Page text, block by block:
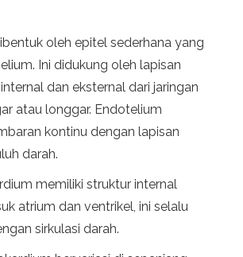
oleh epitel sederhana yang
Ini didukung oleh lapisan
dan eksternal dari jaringan
atau longgar. Endotelium
kontinu dengan lapisan
darah.
memiliki struktur internal
atrium dan ventrikel, ini selalu
sirkulasi darah.